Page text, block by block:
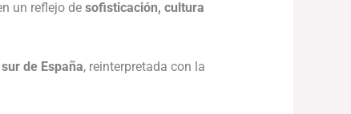
un reflejo de sofisticación, cultura
de España, reinterpretada con la